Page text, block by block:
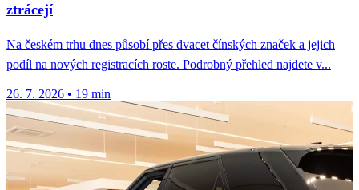
ztrácejí
Na českém trhu dnes působí přes dvacet čínských značek a jejich
podíl na nových registracích roste. Podrobný přehled najdete v...
26. 7. 2026 • 19 min